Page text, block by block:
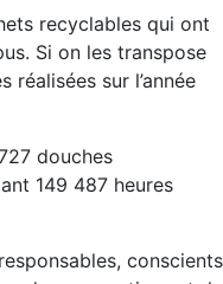
recyclables qui ont
Si on les transpose
réalisées sur l’année
douches
149 487 heures
conscients